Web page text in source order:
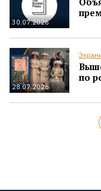
30.07.2026
28.07.2026
по